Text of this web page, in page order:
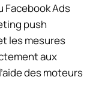
Facebook Ads
push
les mesures
aux
des moteurs